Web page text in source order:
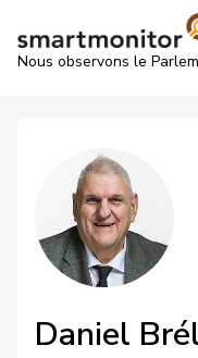
Nous observons le
Daniel